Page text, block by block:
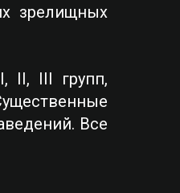
зрелищных
II, III групп,
Все